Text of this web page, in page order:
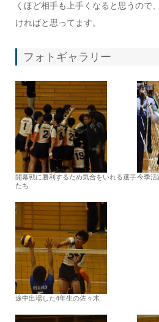
くほど相手も上手くなると思うので
ければと思ってます。
フォトギャラリー
開幕戦に勝利するため気合をいれる選手
たち
今季活
途中出場した4年生の佐々木